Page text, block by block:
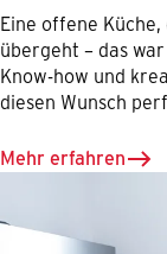
Eine offene
übergeht – das
Know-how und
diesen Wunsch
Mehr erfahren